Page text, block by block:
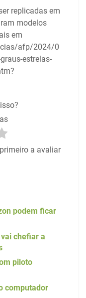
replicadas em
modelos
em
afp/2024/0
estrelas-
a avaliar
podem ficar
chefiar a
piloto
computador